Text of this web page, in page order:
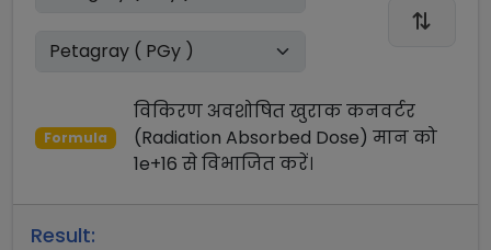
Formula
विकिरण अवशोषित खुराक कनवर्टर
(Radiation Absorbed Dose) मान को
1e+16 सेविभाजितकरें।
Result: